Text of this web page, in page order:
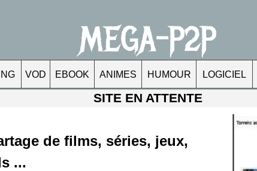
MEGA-P2P
VOD EBOOK ANIMES HUMOUR LOGICIEL
SITE EN ATTENTE
de films, séries, jeux,
...